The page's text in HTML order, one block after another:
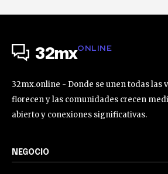
32mxONLINE
32mx.online - Donde se unen todas las
florecen y las comunidades crecen
abierto y conexiones significativas.
NEGOCIO